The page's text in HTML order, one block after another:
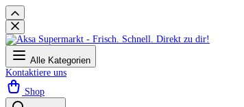
Alle Kategorien
Kontaktiere uns
Shop